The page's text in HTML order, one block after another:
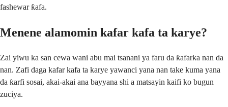
fashewar ƙafa.
Menene alamomin kafar kafa ta karye?
Zai yiwu ka san cewa wani abu mai tsanani ya faru da ƙafarka nan da
nan. Zafi daga kafar kafa ta karye yawanci yana nan take kuma yana
da ƙarfi sosai, akai-akai ana bayyana shi a matsayin kaifi ko bugun
zuciya.